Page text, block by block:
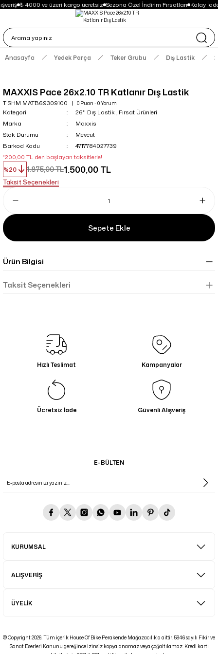
₺ 4000 ve üzeri kargo ücretsiz Sezona Özel İndirim Fırsatları Kolay
Anasayfa Yedek Parça Teker Grubu Dış Lastik
MAXXIS Pace 26x2.10 TR Katlanır Dış Lastik
T SHM MATB69309100 0 Puan - 0 Yorum
Kategori 26'' Dış Lastik, Fırsat Ürünleri
Marka
Maxxis
Stok Durumu
Mevcut
Barkod Kodu
4717784027739
*200,00 TL den başlayan taksitlerle!
%20
1.875,00 TL1.500,00 TL
Taksit Seçenekleri
Sepete Ekle
Ürün Bilgisi
Taksit Seçenekleri
Hızlı Teslimat Kampanyalar
Ücretsiz İade Güvenli Alışveriş
E-BÜLTEN
KURUMSAL
ALIŞVERİŞ
ÜYELİK
© Copyright 2026. Tüm içerik House Of Bike Perakende Mağazacılık'a aittir. 5846 sayılı Fikir ve
Sanat Eserleri Kanunu gereğince izinsiz kopyalanamaz veya çoğaltılamaz. Kredi kartı